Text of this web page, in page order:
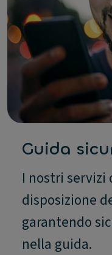
Guida
I nostri servizi
disposizione
garantendo
nella guida.